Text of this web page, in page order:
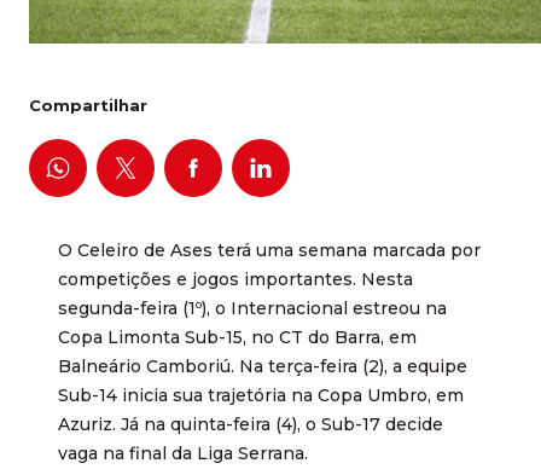
Compartilhar
O Celeiro de Ases terá uma semana marcada por
competições e jogos importantes. Nesta
segunda-feira (1º), o Internacional estreou na
Copa Limonta Sub-15, no CT do Barra, em
Balneário Camboriú. Na terça-feira (2), a equipe
Sub-14 inicia sua trajetória na Copa Umbro, em
Azuriz. Já na quinta-feira (4), o Sub-17 decide
vaga na final da Liga Serrana.